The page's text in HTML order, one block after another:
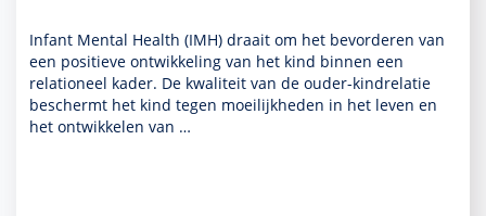
Infant Mental Health (IMH) draait om het bevor­deren van
een positieve ont­wikke­ling van het kind binnen een
relationeel kader. De kwaliteit van de ouder-kindrelatie
beschermt het kind tegen moeilijkheden in het leven en
het ontwik­kelen van …